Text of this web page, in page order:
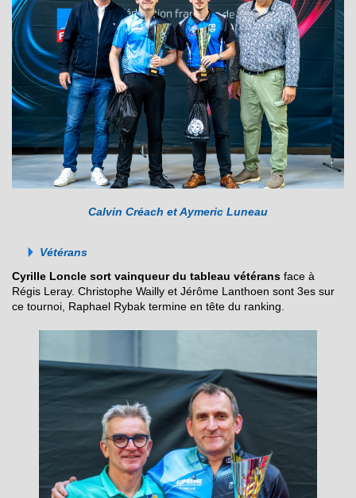
Calvin Créach et Aymeric Luneau
Vétérans
Cyrille Loncle sort vainqueur du tableau vétérans face à
Régis Leray. Christophe Wailly et Jérôme Lanthoen sont 3es sur
ce tournoi, Raphael Rybak termine en tête du ranking.